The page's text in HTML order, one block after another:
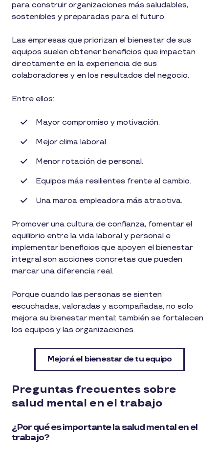
para construir organizaciones más saludables,
sostenibles y preparadas para el futuro.
Las empresas que priorizan el bienestar de sus
equipos suelen obtener beneficios que impactan
directamente en la experiencia de sus
colaboradores y en los resultados del negocio.
Entre ellos:
Mayor compromiso y motivación.
Mejor clima laboral.
Menor rotación de personal.
Equipos más resilientes frente al cambio.
Una marca empleadora más atractiva.
Promover una cultura de confianza, fomentar el
equilibrio entre la vida laboral y personal e
implementar beneficios que apoyen el bienestar
integral son acciones concretas que pueden
marcar una diferencia real.
Porque cuando las personas se sienten
escuchadas, valoradas y acompañadas, no solo
mejora su bienestar mental: también se fortalecen
los equipos y las organizaciones.
Mejorá el bienestar de tu equipo
Preguntas frecuentes sobre
salud mental en el trabajo
¿Por qué es importante la salud mental en el
trabajo?